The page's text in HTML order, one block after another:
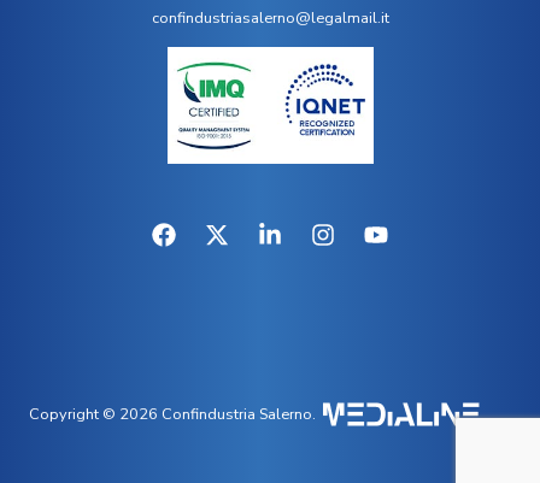
confindustriasalerno@legalmail.it
Copyright © 2026 Confindustria Salerno.